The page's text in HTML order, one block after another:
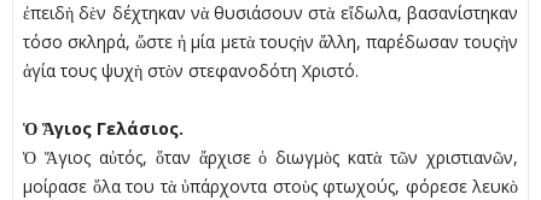
ἐπειδὴ δὲν δέχτηκαν νὰ θυσιάσουν στὰ εἴδωλα, βασανίστηκαν
τόσο σκληρά, ὥστε ἡ µία µετὰ τουςὴν ἄλλη, παρέδωσαν τουςὴν
ἁγία τους ψυχὴ στὸν στεφανοδότη Χριστό.
Ὁ Ἅγιος Γελάσιος.
Ὁ Ἅγιος αὐτός, ὅταν ἄρχισε ὁ διωγµὸς κατὰ τῶν χριστιανῶν,
µοίρασε ὅλα του τὰ ὑπάρχοντα στοὺς φτωχούς, φόρεσε λευκὸ